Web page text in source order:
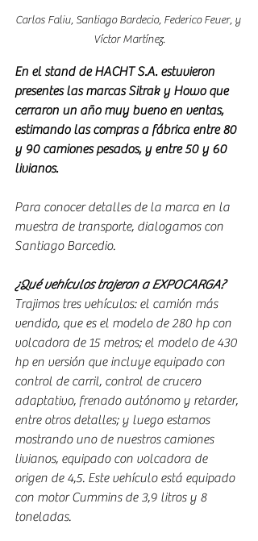
Carlos Faliu, Santiago Bardecio, Federico Feuer, y
Víctor Martínez.
En el stand de HACHT S.A. estuvieron
presentes las marcas Sitrak y Howo que
cerraron un año muy bueno en ventas,
estimando las compras a fábrica entre 80
y 90 camiones pesados, y entre 50 y 60
livianos.
Para conocer detalles de la marca en la
muestra de transporte, dialogamos con
Santiago Barcedio.
¿Qué vehículos trajeron a EXPOCARGA?
Trajimos tres vehículos: el camión más
vendido, que es el modelo de 280 hp con
volcadora de 15 metros; el modelo de 430
hp en versión que incluye equipado con
control de carril, control de crucero
adaptativo, frenado autónomo y retarder,
entre otros detalles; y luego estamos
mostrando uno de nuestros camiones
livianos, equipado con volcadora de
origen de 4,5. Este vehículo está equipado
con motor Cummins de 3,9 litros y 8
toneladas.